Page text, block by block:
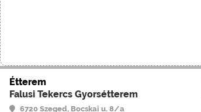
Étterem
Falusi Tekercs Gyorsétterem
6720 Szeged, Bocskai u. 8/a